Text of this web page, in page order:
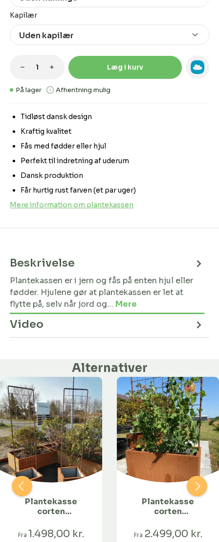
Tidløst dansk design
Kraftig kvalitet
Fås med fødder eller hjul
Perfekt til indretning af uderum
Dansk produktion
Får hurtig rust farven (et par uger)
Mere information om plantekassen
På lager Afhentning mulig
Vælg
Kapilær
Produktmængde: Indtast den
Læg i kurv
Beskrivelse
Plantekassen er i jern og fås på enten hjul eller
fødder. Hjulene gør at plantekassen er let at
flytte på, selv når jord og… Mere
Video
Alternativer
Plantekasse
corten
40 x 40 cm
Fra 1.498,00 kr.
Plantekasse
corten
40 x 40 cm
Fra 2.499,00 kr.